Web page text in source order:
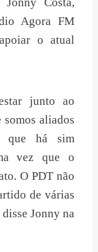
Agora FM
o atual
junto ao
aliados
que há sim
vez que o
O PDT não
de várias
Jonny na